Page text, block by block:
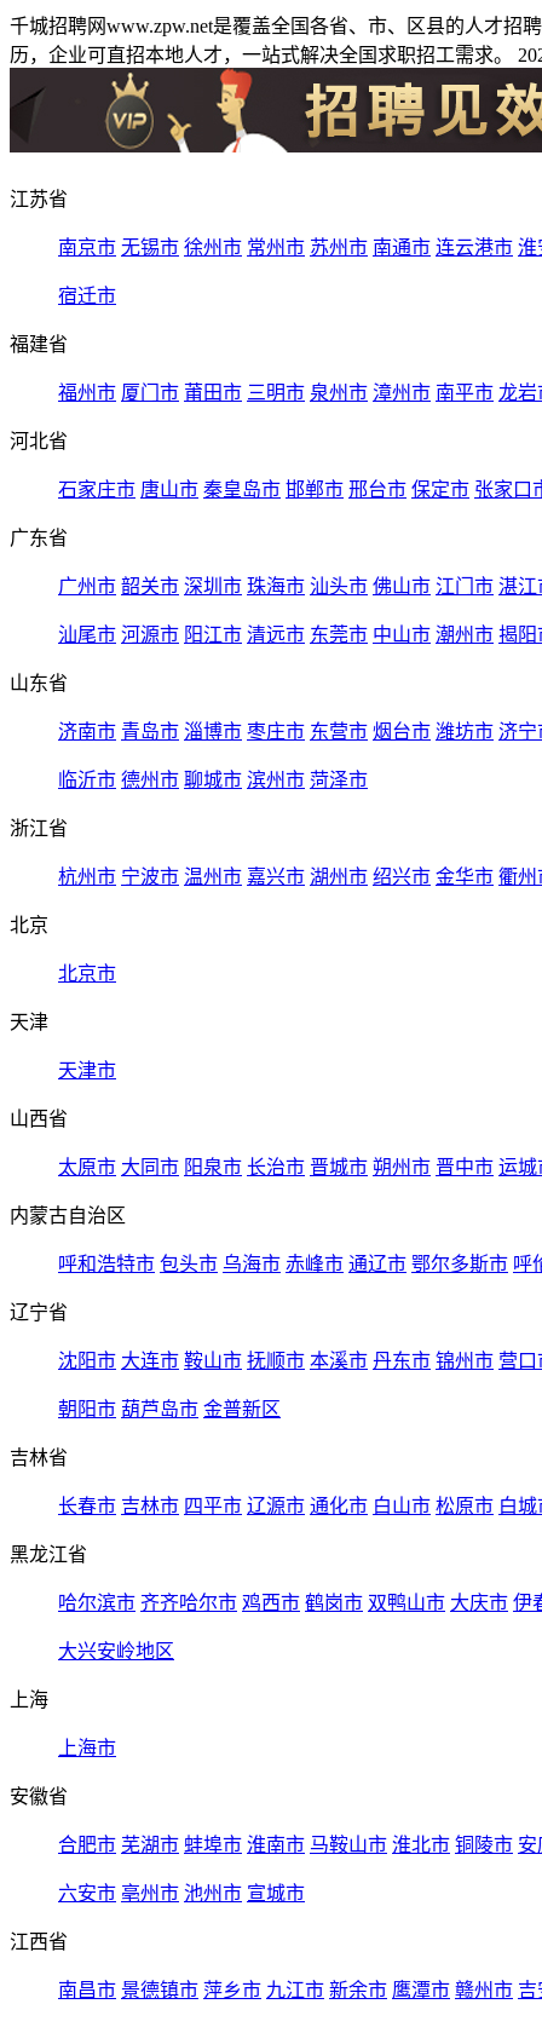
千城招聘网www.zpw.net是覆盖全国各省、市、区县的人才
历，企业可直招本地人才，一站式解决全国求职招工需求。
江苏省
南京市 无锡市 徐州市 常州市 苏州市 南通市 连云港市 淮
宿迁市
福建省
福州市 厦门市 莆田市 三明市 泉州市 漳州市 南平市 龙岩
河北省
石家庄市 唐山市 秦皇岛市 邯郸市 邢台市 保定市 张家口
广东省
广州市 韶关市 深圳市 珠海市 汕头市 佛山市 江门市 湛江
汕尾市 河源市 阳江市 清远市 东莞市 中山市 潮州市 揭阳
山东省
济南市 青岛市 淄博市 枣庄市 东营市 烟台市 潍坊市 济宁
临沂市 德州市 聊城市 滨州市 菏泽市
浙江省
杭州市 宁波市 温州市 嘉兴市 湖州市 绍兴市 金华市 衢州
北京
北京市
天津
天津市
山西省
太原市 大同市 阳泉市 长治市 晋城市 朔州市 晋中市 运城
内蒙古自治区
呼和浩特市 包头市 乌海市 赤峰市 通辽市 鄂尔多斯市 呼
辽宁省
沈阳市 大连市 鞍山市 抚顺市 本溪市 丹东市 锦州市 营口
朝阳市 葫芦岛市 金普新区
吉林省
长春市 吉林市 四平市 辽源市 通化市 白山市 松原市 白城
黑龙江省
哈尔滨市 齐齐哈尔市 鸡西市 鹤岗市 双鸭山市 大庆市 伊
大兴安岭地区
上海
上海市
安徽省
合肥市 芜湖市 蚌埠市 淮南市 马鞍山市 淮北市 铜陵市 安
六安市 亳州市 池州市 宣城市
江西省
南昌市 景德镇市 萍乡市 九江市 新余市 鹰潭市 赣州市 吉